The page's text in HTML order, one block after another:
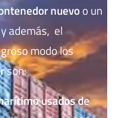
nuevoo un
y además, el
modo los
son:
usados de